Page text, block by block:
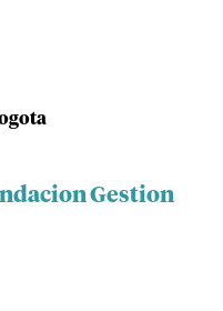
Gestion